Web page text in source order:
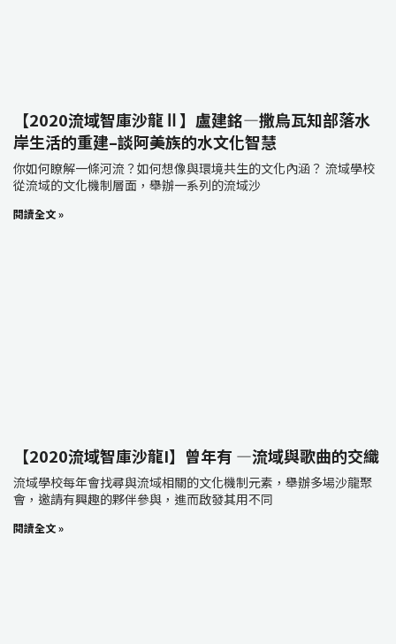
【2020流域智庫沙龍Ⅱ】盧建銘—撒烏瓦知部落水
岸生活的重建–談阿美族的水文化智慧
你如何瞭解一條河流？如何想像與環境共生的文化內涵？ 流域學校
從流域的文化機制層面，舉辦一系列的流域沙
閱讀全文 »
【2020流域智庫沙龍I】曾年有 —流域與歌曲的交織
流域學校每年會找尋與流域相關的文化機制元素，舉辦多場沙龍聚
會，邀請有興趣的夥伴參與，進而啟發其用不同
閱讀全文 »